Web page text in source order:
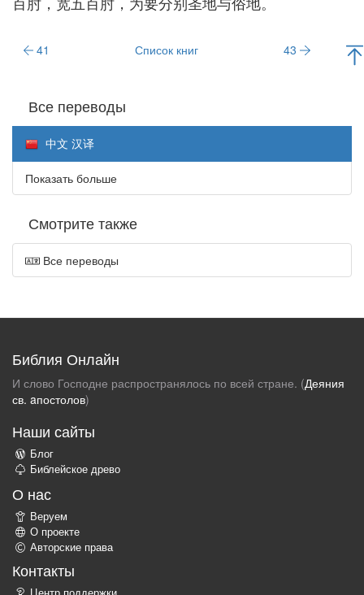
41 Список книг 43
Все переводы
中文 汉译
Показать больше
Смотрите также
Все переводы
Библия Онлайн
И слово Господне распространялось по всей стране. (Деяния
св. aпостолов)
Наши сайты
Блог
Библейское древо
О нас
Веруем
О проекте
Авторские права
Контакты